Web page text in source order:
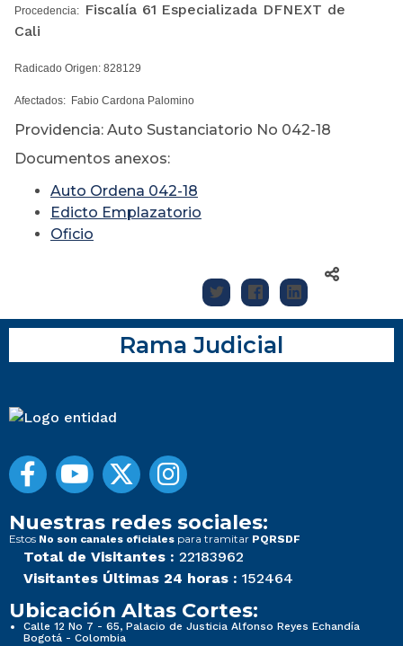
Procedencia: Fiscalía 61 Especializada DFNEXT de
Cali
Radicado Origen: 828129
Afectados: Fabio Cardona Palomino
Providencia: Auto Sustanciatorio No 042-18
Documentos anexos:
Auto Ordena 042-18
Edicto Emplazatorio
Oficio
Rama Judicial
Nuestras redes sociales:
Estos No son canales oficiales para tramitar PQRSDF
Total de Visitantes : 22183962
Visitantes Últimas 24 horas : 152464
Ubicación Altas Cortes:
Calle 12 No 7 - 65, Palacio de Justicia Alfonso Reyes Echandía
Bogotá - Colombia